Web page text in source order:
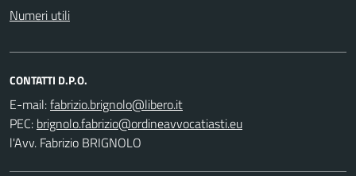
Numeri utili
CONTATTI D.P.O.
E-mail:
PEC:
l'Avv. Fabrizio BRIGNOLO